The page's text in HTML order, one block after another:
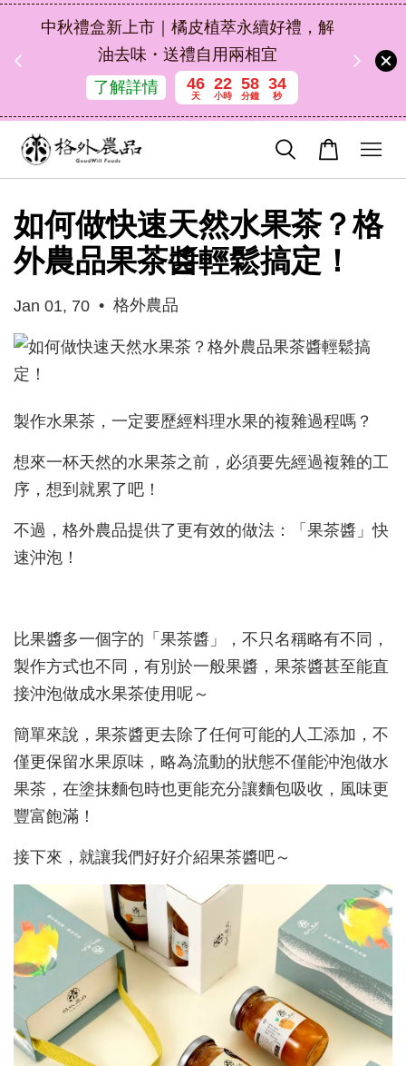
中秋禮盒新上市｜橘皮植萃永續好禮，解
油去味・送禮自用兩相宜
了解詳情
46
天
22
小時
58
分鐘
32
秒
如何做快速天然水果茶？格
外農品果茶醬輕鬆搞定！
Jan 01, 70 • 格外農品
製作水果茶，一定要歷經料理水果的複雜過程嗎？
想來一杯天然的水果茶之前，必須要先經過複雜的工
序，想到就累了吧！
不過，格外農品提供了更有效的做法：「果茶醬」快
速沖泡！
比果醬多一個字的「果茶醬」，不只名稱略有不同，
製作方式也不同，有別於一般果醬，果茶醬甚至能直
接沖泡做成水果茶使用呢～
簡單來說，果茶醬更去除了任何可能的人工添加，不
僅更保留水果原味，略為流動的狀態不僅能沖泡做水
果茶，在塗抹麵包時也更能充分讓麵包吸收，風味更
豐富飽滿！
接下來，就讓我們好好介紹果茶醬吧～